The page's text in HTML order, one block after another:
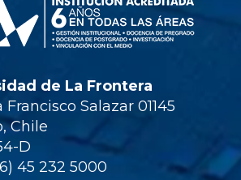
de La Frontera
Salazar 01145
Chile
D
45 232 5000